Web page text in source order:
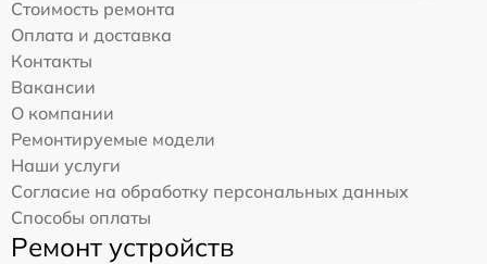
Стоимость ремонта
Оплата и доставка
Контакты
Вакансии
О компании
Ремонтируемые модели
Наши услуги
Согласие на обработку персональных данных
Способы оплаты
Ремонт устройств